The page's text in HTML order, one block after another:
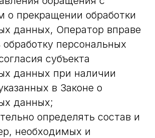
о прекращении обработки
данных, Оператор вправе
персональных
субъекта
данных при наличии
в Законе о
данных;
определять состав и
необходимых и